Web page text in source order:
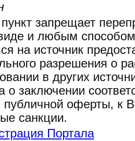
запрещает
и любым способом
на источник
разрешения о
в других
о заключении
публичной оферты, к
санкции.
Портала